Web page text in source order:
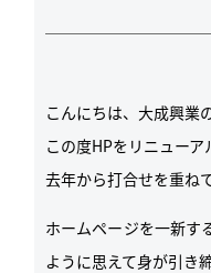
こんにちは、大成興業
この度HPをリニューア
去年から打合せを重ね
ホームページを一新す
ように思えて身が引き